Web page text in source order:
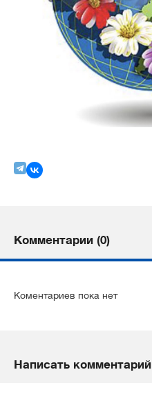
Комментарии (0)
Коментариев пока нет
Написать комментарий